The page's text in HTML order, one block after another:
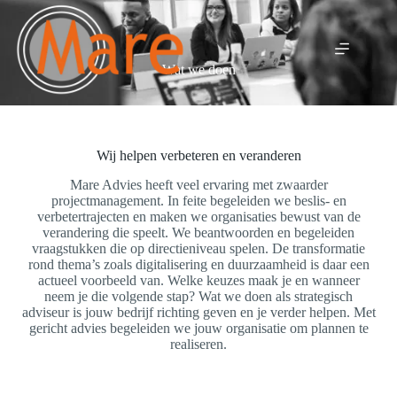
Ga
inhoud
Wat we doen
Wij helpen verbeteren en veranderen
Mare Advies heeft veel ervaring met zwaarder
projectmanagement. In feite begeleiden we beslis- en
verbetertrajecten en maken we organisaties bewust van de
verandering die speelt. We beantwoorden en begeleiden
vraagstukken die op directieniveau spelen. De transformatie
rond thema’s zoals digitalisering en duurzaamheid is daar een
actueel voorbeeld van. Welke keuzes maak je en wanneer
neem je die volgende stap? Wat we doen als strategisch
adviseur is jouw bedrijf richting geven en je verder helpen. Met
gericht advies begeleiden we jouw organisatie om plannen te
realiseren.